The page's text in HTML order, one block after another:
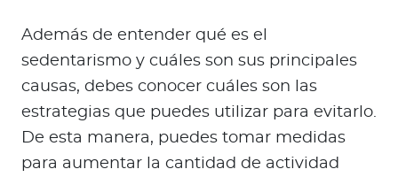
Además de entender qué es el
sedentarismo y cuáles son sus principales
causas, debes conocer cuáles son las
estrategias que puedes utilizar para evitarlo.
De esta manera, puedes tomar medidas
para aumentar la cantidad de actividad